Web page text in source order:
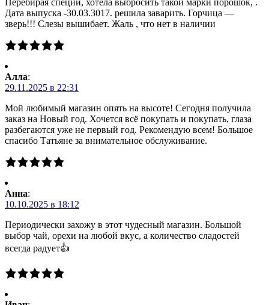
Перебирая специи, хотела выбросить такой марки порошок, .
Дата выпуска -30.03.3017. решила заварить. Горчица —
зверь!!! Слезы вышибает. Жаль , что нет в наличии
Алла:
29.11.2025 в 22:31
Мой любимый магазин опять на высоте! Сегодня получила
заказ на Новый год. Хочется всё покупать и покупать, глаза
разбегаются уже не первый год. Рекомендую всем! Большое
спасибо Татьяне за внимательное обслуживание.
Анна:
10.10.2025 в 18:12
Периодически захожу в этот чудесный магазин. Большой
выбор чай, орехи на любой вкус, а количество сладостей
всегда радует👍